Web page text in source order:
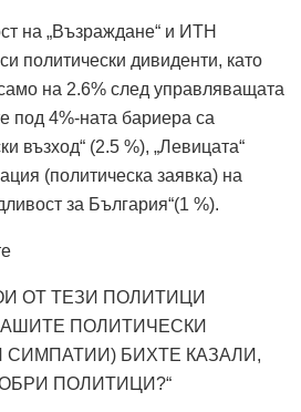
на „Възраждане“ и ИТН
политически дивиденти, като
на 2.6% след управляващата
под 4%-ната бариера са
възход“ (2.5 %), „Левицата“
(политическа заявка) на
за България“(1 %).
ОТ ТЕЗИ ПОЛИТИЦИ
ПОЛИТИЧЕСКИ
БИХТЕ КАЗАЛИ,
ПОЛИТИЦИ?“